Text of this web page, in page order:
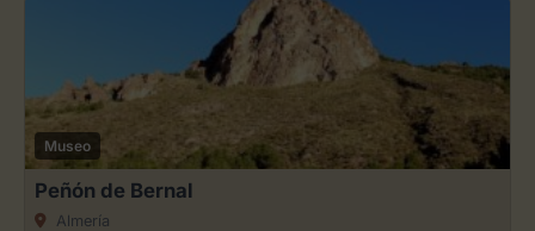
Museo
Peñón de Bernal
Almería